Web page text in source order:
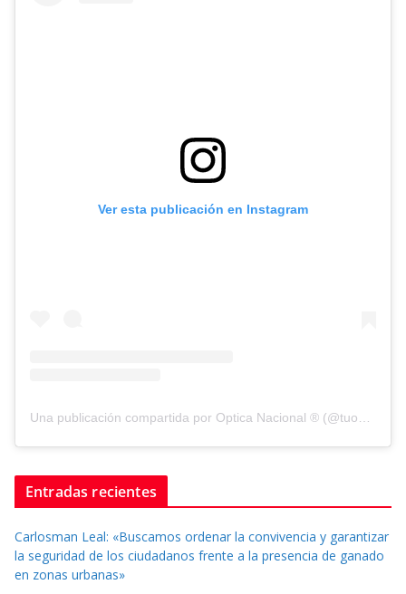
Ver esta publicación en Instagram
Una publicación compartida por Optica Nacional ® (@tuopticanacional)
Entradas recientes
Carlosman Leal: «Buscamos ordenar la convivencia y garantizar
la seguridad de los ciudadanos frente a la presencia de ganado
en zonas urbanas»